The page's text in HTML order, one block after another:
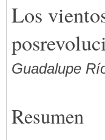
Los
Guadalupe
Resumen